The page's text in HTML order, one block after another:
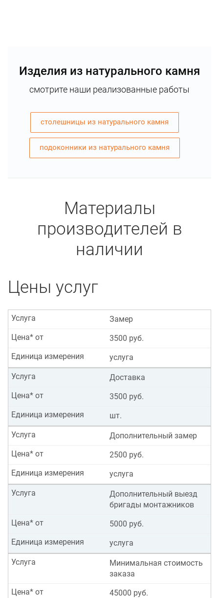
Изделия из натурального камня
смотрите наши реализованные работы
столешницы из натурального камня
подоконники из натурального камня
Материалы
производителей в
наличии
Цены услуг
Замер
Услуга
3500 руб.
Цена* от
услуга
Единица измерения
Доставка
Услуга
3500 руб.
Цена* от
шт.
Единица измерения
Дополнительный замер
Услуга
2500 руб.
Цена* от
услуга
Единица измерения
Дополнительный выезд
бригады монтажников
Услуга
5000 руб.
Цена* от
услуга
Единица измерения
Минимальная стоимость
заказа
Услуга
45000 руб.
Цена* от